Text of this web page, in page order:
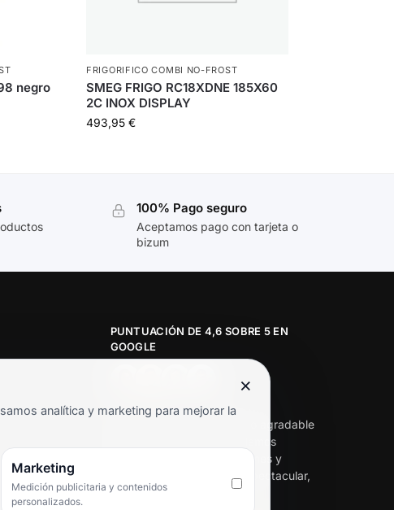
negro
FRIGORIFICO COMBI NO-FROST
SMEG FRIGO RC18XDNE 185X60
2C INOX DISPLAY
493,95€
100% Pago seguro
Aceptamos pago con tarjeta o
bizum
PUNTUACIÓN DE 4,6 SOBRE 5 EN
GOOGLE
★★★★★
«Servicio de calidad y trato agradable
con precios excelentes. Hemos
comprado en varias ocasiones y
siempre dan respuesta. Espectacular,
servicio de 10.»
×
analítica y marketing para mejorar la
Marketing
Medición publicitaria y contenidos
personalizados.